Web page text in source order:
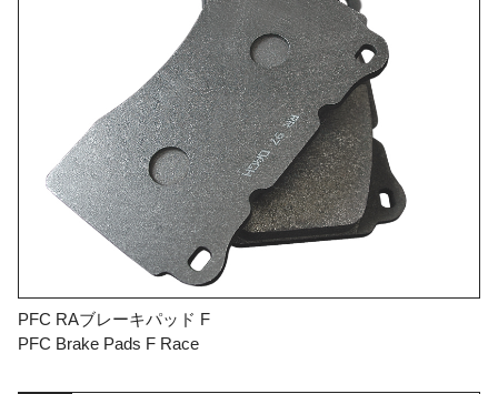
PFC RAブレーキパッド F
PFC Brake Pads F Race